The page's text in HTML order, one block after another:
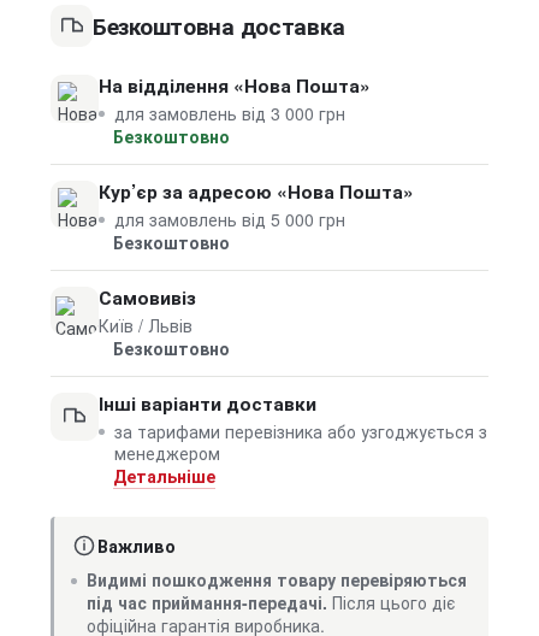
Безкоштовна доставка
На відділення «Нова Пошта»
для замовлень від 3 000 грн
Безкоштовно
Кур’єр за адресою «Нова Пошта»
для замовлень від 5 000 грн
Безкоштовно
Самовивіз
Київ / Львів
Безкоштовно
Інші варіанти доставки
за тарифами перевізника або узгоджується з
менеджером
Детальніше
Важливо
Видимі пошкодження товару перевіряються
під час приймання-передачі. Після цього діє
офіційна гарантія виробника.